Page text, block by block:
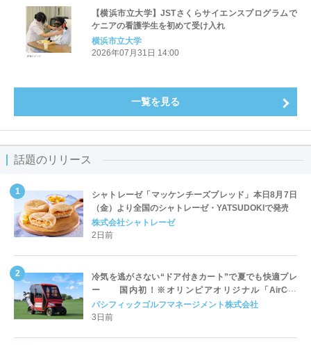
【横浜市立大学】JSTさくらサイエンスプログラムで
ケニアの看護学生を初めて受け入れ
横浜市立大学
2026年07月31日 14:00
一覧を見る
話題のリリース
シャトレーゼ「マッケンチーズブレッド」本日8月7日
（金）より全国のシャトレーゼ・YATSUDOKIで発売
株式会社シャトレーゼ
2日前
冷気を逃がさない“ドア付きカート”で夏でも快適プレ
ー 国内初！※オリンピアオリジナル「AirCon
Cart（エアコンカート）」導入 | ＰＧＭ
パシフィックゴルフマネージメント株式会社
3日前